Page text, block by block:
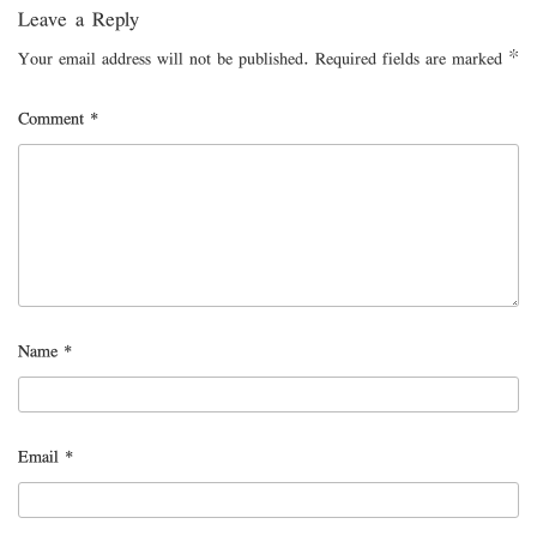
Leave a Reply
Your email address will not be published. Required fields are marked *
Comment *
Name *
Email *